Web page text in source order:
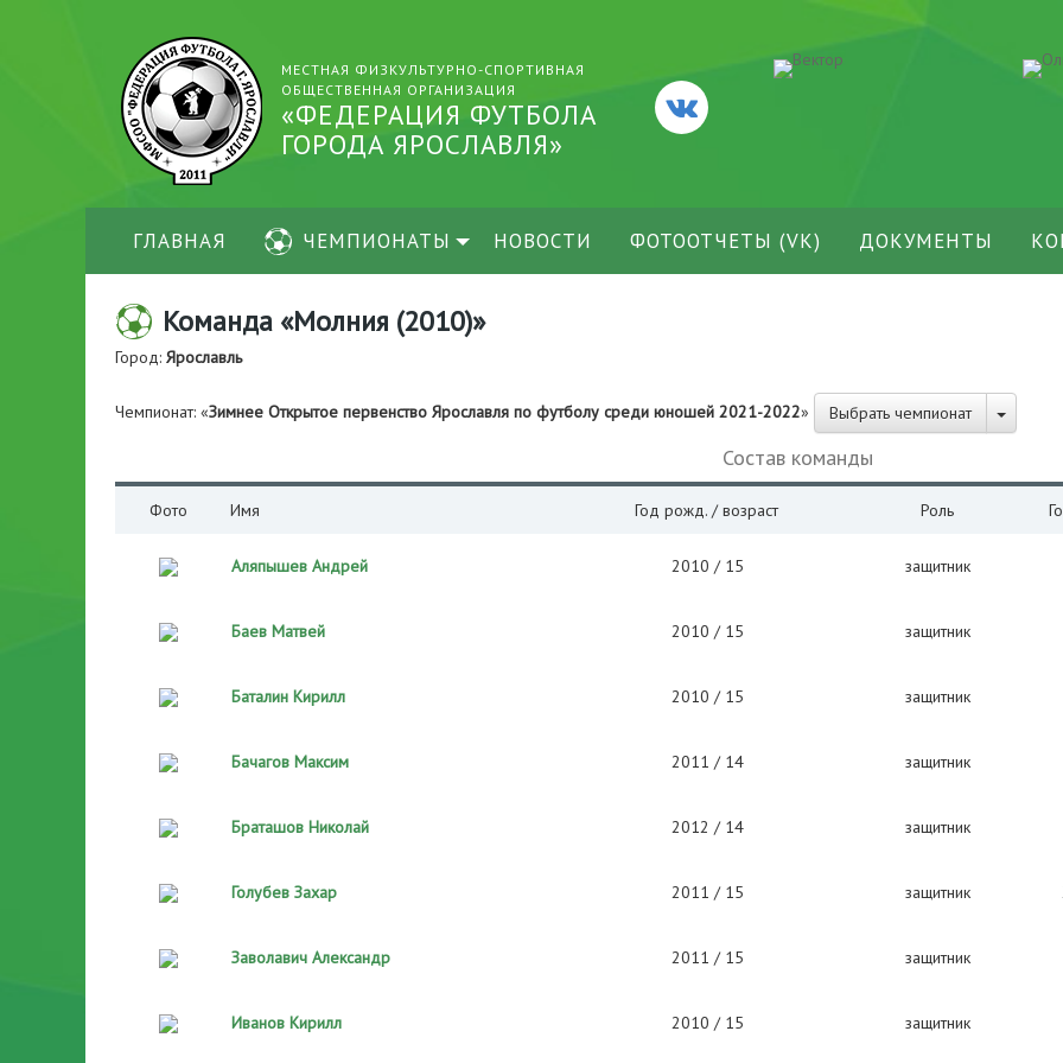
МЕСТНАЯ ФИЗКУЛЬТУРНО-СПОРТИВНАЯ
ОБЩЕСТВЕННАЯ ОРГАНИЗАЦИЯ
«ФЕДЕРАЦИЯ ФУТБОЛА
ГОРОДА ЯРОСЛАВЛЯ»
ГЛАВНАЯ ЧЕМПИОНАТЫ НОВОСТИ ФОТООТЧЕТЫ (VK) ДОКУМЕНТЫ
Команда «Молния (2010)»
Город: Ярославль
Чемпионат: «Зимнее Открытое первенство Ярославля по футболу среди юношей 2021-2022» Выбрать чемпионат
Состав команды
Фото Имя Год рожд. / возраст Роль
Аляпышев Андрей 2010 / 15 защитник
Баев Матвей 2010 / 15 защитник
Баталин Кирилл 2010 / 15 защитник
Бачагов Максим 2011 / 14 защитник
Браташов Николай 2012 / 14 защитник
Голубев Захар 2011 / 15 защитник
Заволавич Александр 2011 / 15 защитник
Иванов Кирилл 2010 / 15 защитник